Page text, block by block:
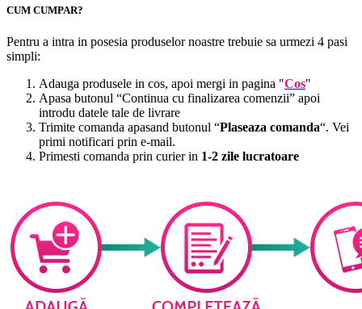
CUM CUMPAR?
Pentru a intra in posesia produselor noastre trebuie sa urmezi 4 pasi
simpli:
Adauga produsele in cos, apoi mergi in pagina "Cos"
Apasa butonul “Continua cu finalizarea comenzii” apoi
introdu datele tale de livrare
Trimite comanda apasand butonul “Plaseaza comanda“. Vei
primi notificari prin e-mail.
Primesti comanda prin curier in 1-2 zile lucratoare